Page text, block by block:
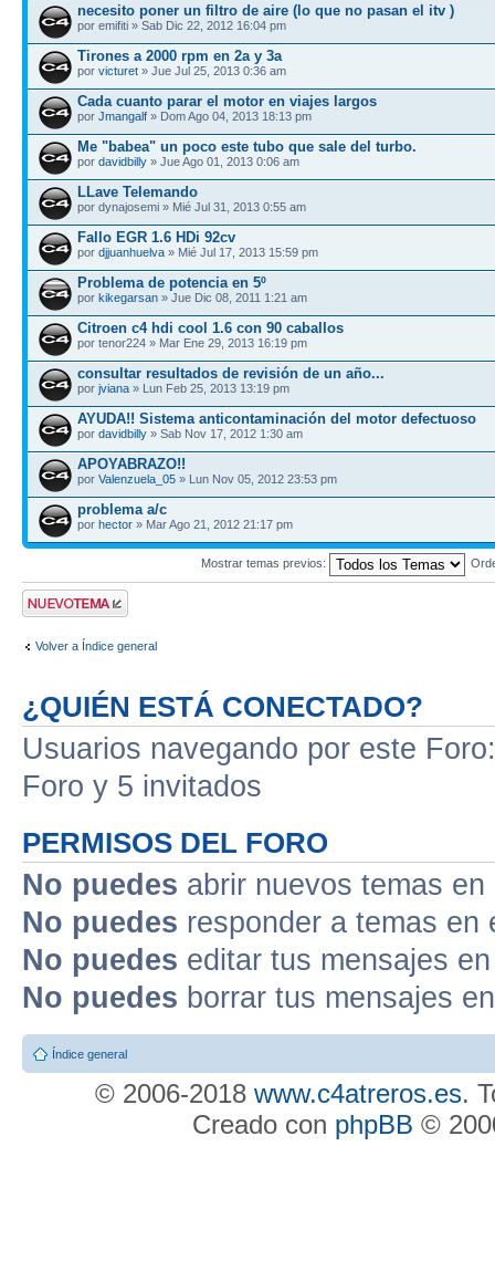
necesito poner un filtro de aire (lo que no pasan el itv )
por emifiti » Sab Dic 22, 2012 16:04 pm
Tirones a 2000 rpm en 2a y 3a
por victuret » Jue Jul 25, 2013 0:36 am
Cada cuanto parar el motor en viajes largos
por Jmangalf » Dom Ago 04, 2013 18:13 pm
Me "babea" un poco este tubo que sale del turbo.
por davidbilly » Jue Ago 01, 2013 0:06 am
LLave Telemando
por dynajosemi » Mié Jul 31, 2013 0:55 am
Fallo EGR 1.6 HDi 92cv
por djjuanhuelva » Mié Jul 17, 2013 15:59 pm
Problema de potencia en 5º
por kikegarsan » Jue Dic 08, 2011 1:21 am
Citroen c4 hdi cool 1.6 con 90 caballos
por tenor224 » Mar Ene 29, 2013 16:19 pm
consultar resultados de revisión de un año...
por jviana » Lun Feb 25, 2013 13:19 pm
AYUDA!! Sistema anticontaminación del motor defectuoso
por davidbilly » Sab Nov 17, 2012 1:30 am
APOYABRAZO!!
por Valenzuela_05 » Lun Nov 05, 2012 23:53 pm
problema a/c
por hector » Mar Ago 21, 2012 21:17 pm
Mostrar temas previos:
Publicar un nuevo
tema
Volver a Índice general
¿QUIÉN ESTÁ CONECTADO?
Usuarios navegando por este
Foro y 5 invitados
PERMISOS DEL FORO
No puedes abrir nuevos temas
No puedes responder a temas en
No puedes editar tus mensajes
No puedes borrar tus mensajes
Índice general
© 2006-2018 www.c4atreros.es.
Creado con phpBB ©